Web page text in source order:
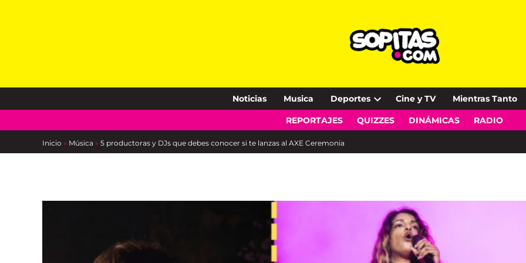
Noticias Musica Deportes
Open
dropdown
Cine y TV Mientras Tanto
REPORTAJES QUIZZES DINÁMICAS RADIO
Inicio » Música » 5 productoras y DJs que debes conocer si te lanzas al AXE Ceremonia